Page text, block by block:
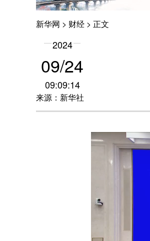
新华网 > 财经 > 正文
2024
09/24
09:09:14
来源：新华社